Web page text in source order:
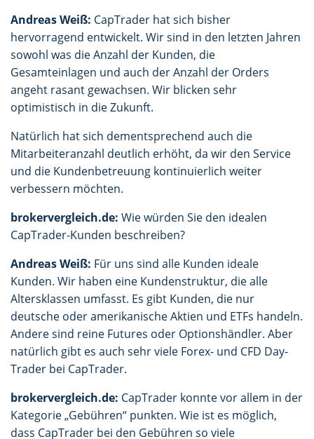
Andreas Weiß: CapTrader hat sich bisher
hervorragend entwickelt. Wir sind in den letzten Jahren
sowohl was die Anzahl der Kunden, die
Gesamteinlagen und auch der Anzahl der Orders
angeht rasant gewachsen. Wir blicken sehr
optimistisch in die Zukunft.
Natürlich hat sich dementsprechend auch die
Mitarbeiteranzahl deutlich erhöht, da wir den Service
und die Kundenbetreuung kontinuierlich weiter
verbessern möchten.
brokervergleich.de: Wie würden Sie den idealen
CapTrader-Kunden beschreiben?
Andreas Weiß: Für uns sind alle Kunden ideale
Kunden. Wir haben eine Kundenstruktur, die alle
Altersklassen umfasst. Es gibt Kunden, die nur
deutsche oder amerikanische Aktien und ETFs handeln.
Andere sind reine Futures oder Optionshändler. Aber
natürlich gibt es auch sehr viele Forex- und CFD Day-
Trader bei CapTrader.
brokervergleich.de: CapTrader konnte vor allem in der
Kategorie „Gebühren“ punkten. Wie ist es möglich,
dass CapTrader bei den Gebühren so viele